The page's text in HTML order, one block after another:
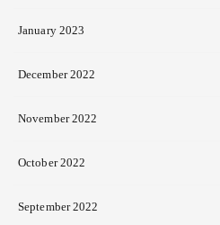
January 2023
December 2022
November 2022
October 2022
September 2022